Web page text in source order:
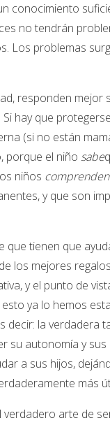
conocimiento
no tendrán
Los problemas
responden mejor
hay que
(si no están
porque el niño sabe
niños comprenden
y que son
tienen que
los mejores
y el punto de
ya lo hemos
decir: la verdadera
su autonomía y
a sus hijos,
más
arte de